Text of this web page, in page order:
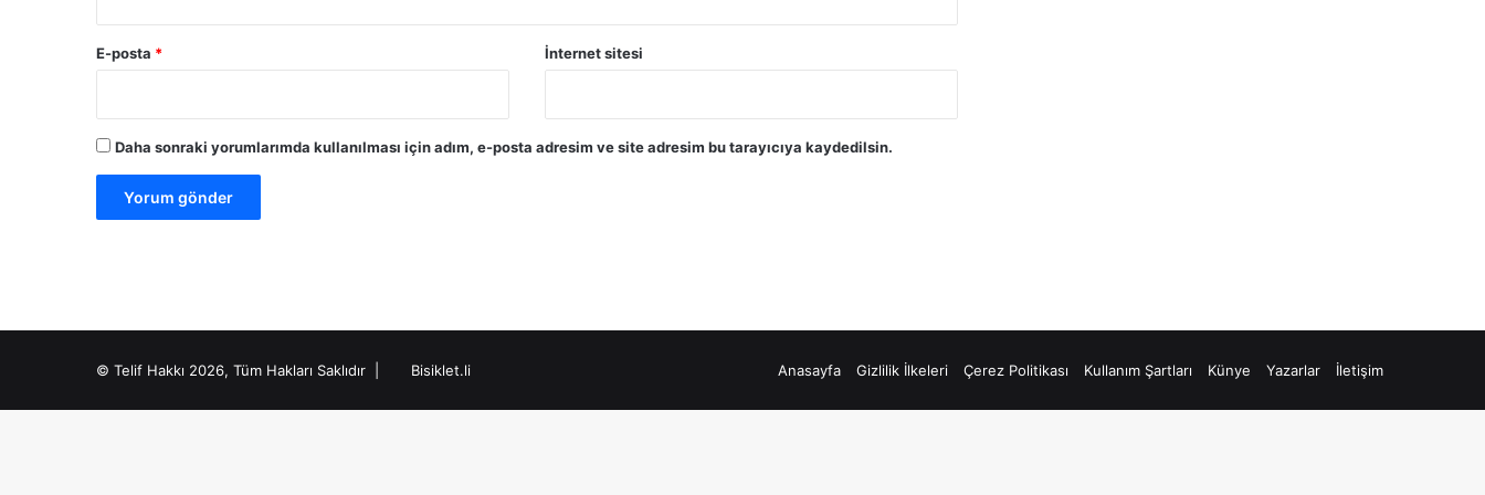
E-posta * İnternet sitesi
Daha sonraki yorumlarımda kullanılması için adım, e-posta adresim ve site adresim bu tarayıcıya kaydedilsin.
© Telif Hakkı 2026, Tüm Hakları Saklıdır | Bisiklet.li Anasayfa Gizlilik İlkeleri Çerez Politikası Kullanım Şartları Künye Yazarlar İletişim